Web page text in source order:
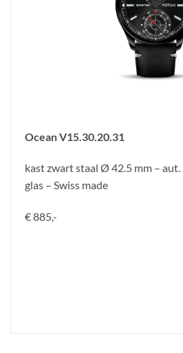
Ocean V15.30.20.31
kast zwart staal Ø 42.5 mm –
glas – Swiss made
€ 885,-